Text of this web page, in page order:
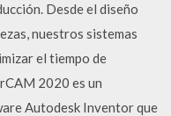
Desde el diseño
nuestros sistemas
el tiempo de
2020 es un
Autodesk Inventor que